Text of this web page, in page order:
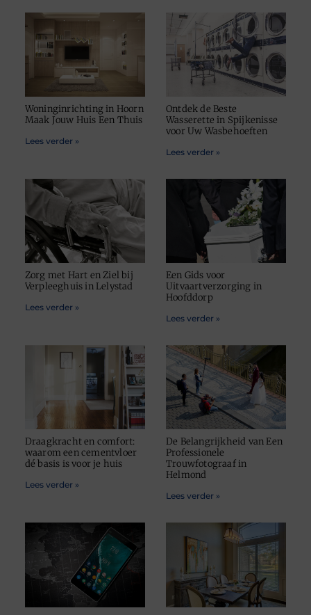
Woninginrichting in Hoorn
Maak Jouw Huis Een Thuis
Lees verder »
Ontdek de Beste
Wasserette in Spijkenisse
voor Uw Wasbehoeften
Lees verder »
Zorg met Hart en Ziel bij
Verpleeghuis in Lelystad
Lees verder »
Een Gids voor
Uitvaartverzorging in
Hoofddorp
Lees verder »
Draagkracht en comfort:
waarom een cementvloer
dé basis is voor je huis
Lees verder »
De Belangrijkheid van Een
Professionele
Trouwfotograaf in
Helmond
Lees verder »